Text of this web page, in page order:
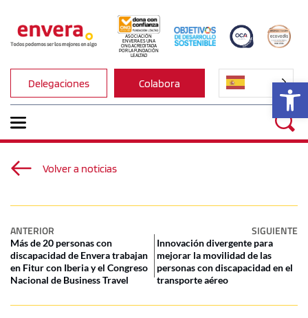
ASOCIACIÓN
ENVERA ES UNA
ONG ACREDITADA
POR LA FUNDACIÓN
LEALTAD
Delegaciones Colabora
Volver a noticias
ANTERIOR SIGUIENTE
Más de 20 personas con
discapacidad de Envera trabajan
en Fitur con Iberia y el Congreso
Nacional de Business Travel
Innovación divergente para
mejorar la movilidad de las
personas con discapacidad en el
transporte aéreo